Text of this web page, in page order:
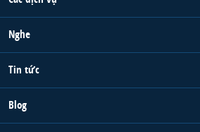
Nghe
Tin tức
Blog